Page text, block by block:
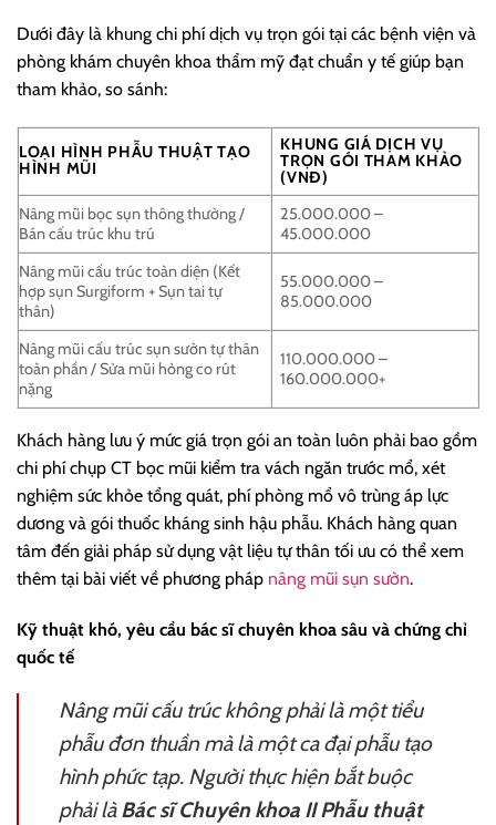
Dưới đây là khung chi phí dịch vụ trọn gói tại các bệnh viện và
phòng khám chuyên khoa thẩm mỹ đạt chuẩn y tế giúp bạn
tham khảo, so sánh:
LOẠI HÌNH PHẪU THUẬT TẠO
HÌNH MŨI
KHUNG GIÁ DỊCH VỤ
TRỌN GÓI THAM KHẢO
(VNĐ)
Nâng mũi bọc sụn thông thường /
Bán cấu trúc khu trú
25.000.000 –
45.000.000
Nâng mũi cấu trúc toàn diện (Kết
hợp sụn Surgiform + Sụn tai tự
thân)
55.000.000 –
85.000.000
Nâng mũi cấu trúc sụn sườn tự thân
toàn phần / Sửa mũi hỏng co rút
nặng
110.000.000 –
160.000.000+
Khách hàng lưu ý mức giá trọn gói an toàn luôn phải bao gồm
chi phí chụp CT bọc mũi kiểm tra vách ngăn trước mổ, xét
nghiệm sức khỏe tổng quát, phí phòng mổ vô trùng áp lực
dương và gói thuốc kháng sinh hậu phẫu. Khách hàng quan
tâm đến giải pháp sử dụng vật liệu tự thân tối ưu có thể xem
thêm tại bài viết về phương pháp nâng mũi sụn sườn.
Kỹ thuật khó, yêu cầu bác sĩ chuyên khoa sâu và chứng chỉ
quốc tế
Nâng mũi cấu trúc không phải là một tiểu
phẫu đơn thuần mà là một ca đại phẫu tạo
hình phức tạp. Người thực hiện bắt buộc
phải làBác sĩ Chuyên khoa II Phẫu thuật